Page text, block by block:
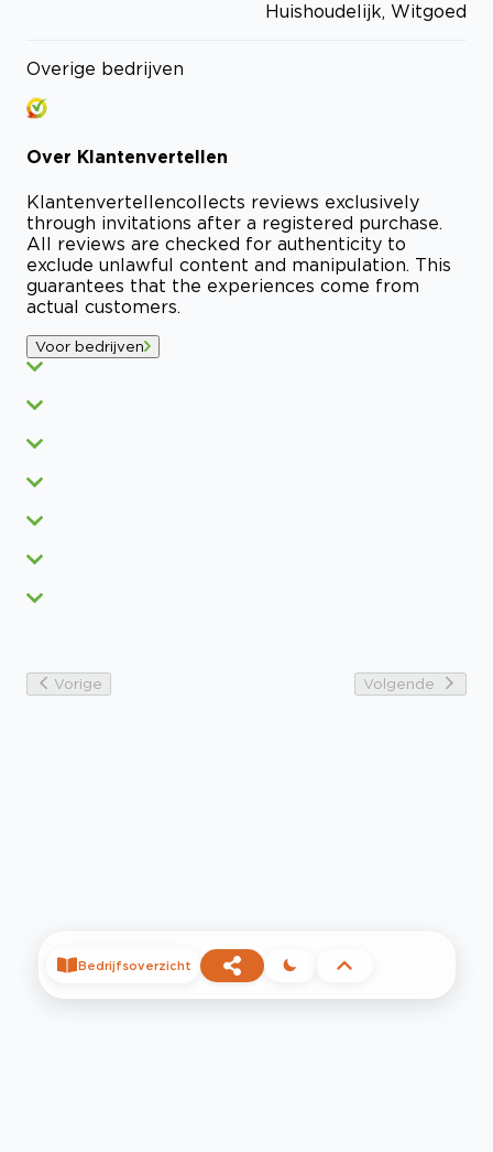
Huishoudelijk, Witgoed
Overige bedrijven
Over Klantenvertellen
Klantenvertellencollects reviews exclusively
through invitations after a registered purchase.
All reviews are checked for authenticity to
exclude unlawful content and manipulation. This
guarantees that the experiences come from
actual customers.
Voor bedrijven
Vorige Volgende
Bedrijfsoverzicht